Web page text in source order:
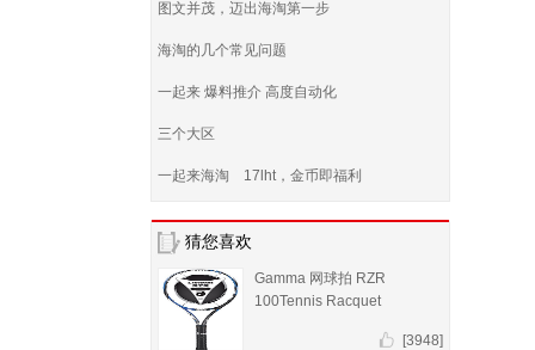
图文并茂，迈出海淘第一步
海淘的几个常见问题
一起来 爆料推介 高度自动化
三个大区
一起来海淘 17lht，金币即福利
猜您喜欢
Gamma 网球拍 RZR
100Tennis Racquet
[3948]